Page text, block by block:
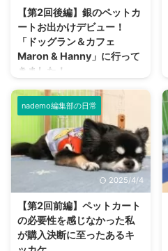
た。 「そろそろ会いたい」そん
な思いを抱いた私は、銀を引き連
れて会いに行くことを決定！ と
いうことで、今回は静岡県に引っ
越してしまったワンコ友達との再
会、ワンコを連れて観光したとき
の様子を2部に分けてお伝えして
いきます。 前編は、ワンコ友達
のご紹介～静岡へ上陸するまでの
【第2回後編】銀のペットカ
ートお出かけデビュー！
「ドッグラン＆カフェ
Maron & Hanny」に行って
きました！
ついに手に入れたペットカート。
早速活用したいので、一番威力を
発揮してくれそうなドッグカフェ
に行きます！ 初めてペットカー
トに乗る銀の様子や、ドッグカフ
ェでの様子をご覧ください。 併
せて、今回お邪魔したドッグカフ
ェについてもご紹介します。 ペ
ットカート初乗り！まずは駐車場
までGo！ さぁ、出発です。まず
は駐車場へ向かいます。 私が停
めてる駐車場、5分ぐらい離れた
nademo編集部の日常
2025/4/4
【第2回前編】ペットカート
の必要性を感じなかった私
が購入決断に至ったあるキ